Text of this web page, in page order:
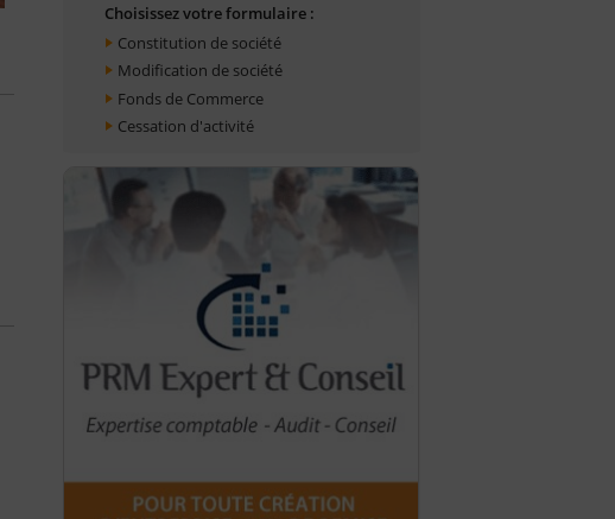
Choisissez votre formulaire :
Constitution de société
Modification de société
Fonds de Commerce
Cessation d'activité